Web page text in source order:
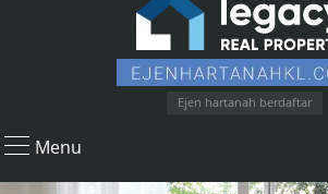
Ejen hartanah berdaftar
Menu